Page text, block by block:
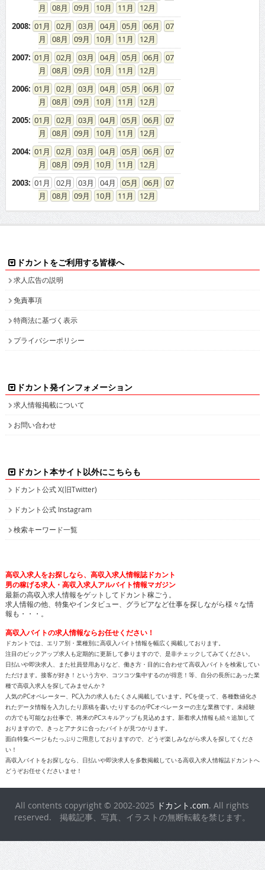
08
09 10 11
12
2008: 01 02 03 04 05 06
07
08
09 10 11
12
2007: 01 02 03 04 05 06
07
08
09 10 11
12
2006: 01 02 03 04 05 06
07
08
09 10 11
12
2005: 01 02 03 04 05 06
07
08
09 10 11
12
2004: 01 02 03 04 05 06
07
08
09 10 11
12
2003: 01 02 03 04 05 06
07
08
09 10 11 12
ドカントをご利用する皆様へ
求人広告の説明
免責事項
特商法に基づく表示
プライバシーポリシー
ドカント発インフォメーション
求人情報掲載について
お問い合わせ
ドカント本サイト以外にこちらも
ドカント公式 X(旧Twitter)
ドカント公式 Instagram
検索キーワード一覧
高収入求人をお探しなら、高収入求人情報誌ドカント
男の稼げる求人・高収入求人アルバイト情報マガジン
最新の高収入求人情報をゲットしてドカント稼ごう。
求人情報の他、特集やインタビュー、グラビアなど仕事を探しながら様々な情
報も・・・。
高収入バイトの求人情報ならお任せください！
ドカントでは、エリア別・業種別に高収入バイト情報を幅広く掲載しております。
注目のピックアップ求人も定期的に更新して参りますので、是非チェックしてみてください。
日払いや即決求人、また社員登用ありなど、働き方・目的に合わせて高収入バイトを検索してい
ただけます。接客が好き！という方や、コツコツ集中するのが得意！等、自分の長所にあった業
種で高収入求人を探してみませんか？
人気のPCオペレーター、PC入力の求人もたくさん掲載しています。PCを使って、各種数値化さ
れたデータ情報を入力したり原稿を書いたりするのがPCオペレーターの主な業務です。未経験
の方でも可能なお仕事で、将来のPCスキルアップも見込めます。新着求人情報も続々追加して
おりますので、きっとアナタに合ったバイトが見つかります。
面白特集ページもたっぷりご用意しておりますので、どうぞ楽しみながら求人を探してくださ
い！
高収入バイトをお探しなら、日払いや即決求人を多数掲載している高収入求人情報誌ドカントへ
どうぞお任せくださいませ！
All contents copyright © 2002-2025 ドカント.com. All rights
reserved. 掲載記事、写真、イラストの無断転載を禁じます。